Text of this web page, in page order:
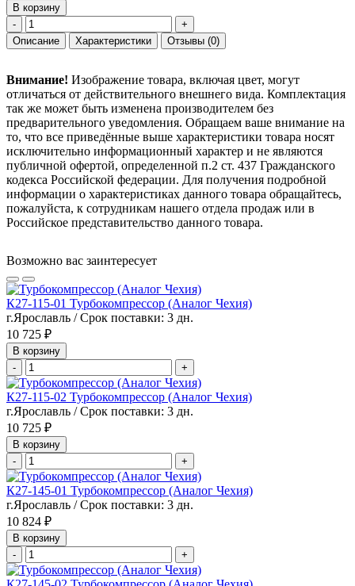
В корзину
-
+
Описание
Характеристики Отзывы (0)
Внимание! Изображение товара, включая цвет, могут
отличаться от действительного внешнего вида. Комплектация
так же может быть изменена производителем без
предварительного уведомления. Обращаем ваше внимание на
то, что все приведённые выше характеристики товара носят
исключительно информационный характер и не являются
публичной офертой, определенной п.2 ст. 437 Гражданского
кодекса Российской федерации. Для получения подробной
информации о характеристиках данного товара обращайтесь,
пожалуйста, к сотрудникам нашего отдела продаж или в
Российское представительство данного товара.
Возможно вас заинтересует
К27-115-01 Турбокомпрессор (Аналог Чехия)
г.Ярославль / Срок поставки: 3 дн.
10 725 ₽
В корзину
-
+
К27-115-02 Турбокомпрессор (Аналог Чехия)
г.Ярославль / Срок поставки: 3 дн.
10 725 ₽
В корзину
-
+
К27-145-01 Турбокомпрессор (Аналог Чехия)
г.Ярославль / Срок поставки: 3 дн.
10 824 ₽
В корзину
-
+